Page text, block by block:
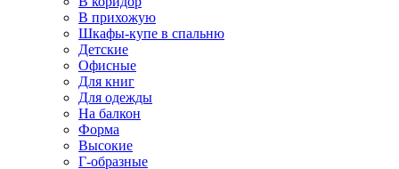
В прихожую
Шкафы-купе в спальню
Детские
Офисные
Для книг
Для одежды
На балкон
Форма
Высокие
Г-образные